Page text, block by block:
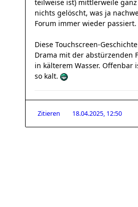
teilweise ist) mittlerweile
nichts gelöscht, was ja
Forum immer wieder passiert.
Diese Touchscreen-
Drama mit der abstürzenden
in kälterem Wasser. Offenbar
so kalt.
Zitieren 18.04.2025, 12:50